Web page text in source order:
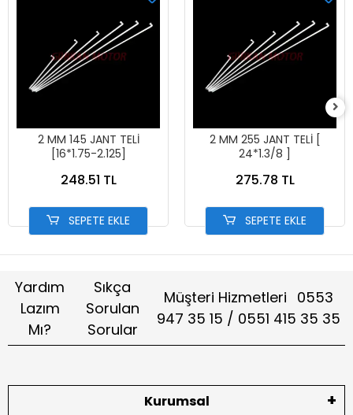
2 MM 145 JANT TELİ
[16*1.75-2.125]
248.51 TL
SEPETE EKLE
2 MM 255 JANT TELİ [
24*1.3/8 ]
275.78 TL
SEPETE EKLE
Yardım
Lazım
Mı?
Sıkça
Sorulan
Sorular
Müşteri Hizmetleri 0553
947 35 15 / 0551 415 35 35
Kurumsal